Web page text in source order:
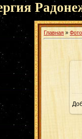
Главная »